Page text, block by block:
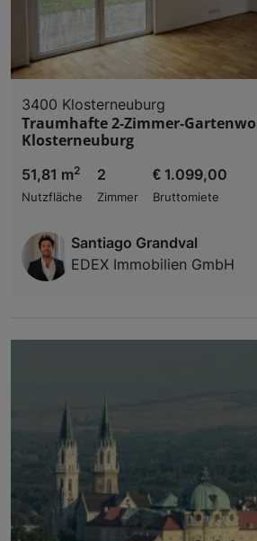
3400 Klosterneuburg
Traumhafte 2-Zimmer-
Klosterneuburg
51,81 m2
Nutzfläche
2
Zimmer
€ 1.099,00
Bruttomiete
Santiago Grandval
EDEX Immobilien GmbH